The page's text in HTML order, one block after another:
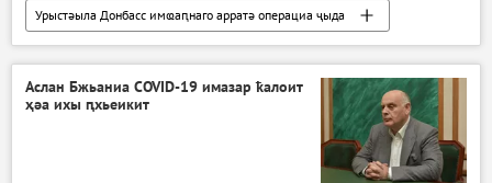
Урыстәыла Донбасс имҩаԥнаго арратә операциа ҷыда
Украина
Ажәабжьқәа
Аслан Бжьаниа COVID-19 имазар ҟалоит
ҳәа ихы ԥхьеикит